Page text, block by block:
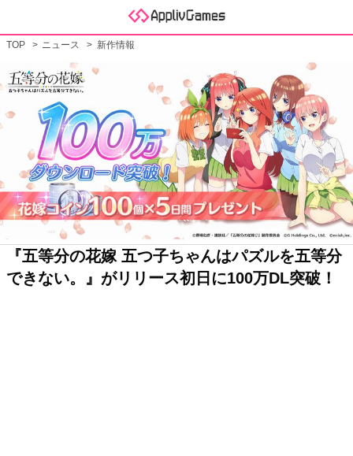
TOP ニュース 新作情報
『五等分の花嫁 五つ子ちゃんはパズルを五等分
できない。』がリリース初日に100万DL突破！